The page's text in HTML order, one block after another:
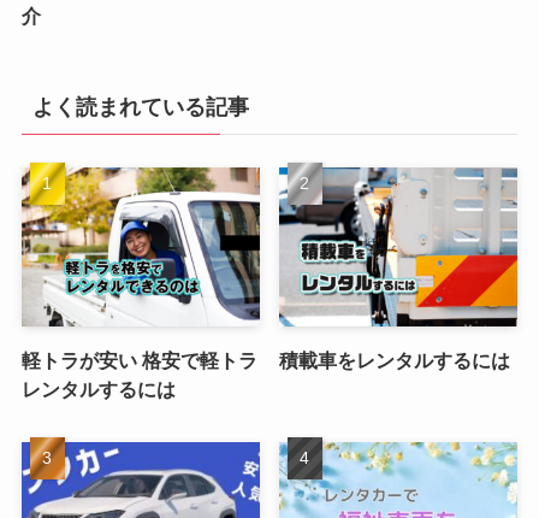
介
よく読まれている記事
軽トラが安い 格安で軽トラ
レンタルするには
積載車をレンタルするには